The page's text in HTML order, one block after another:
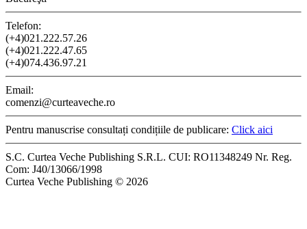
Telefon:
(+4)021.222.57.26
(+4)021.222.47.65
(+4)074.436.97.21
Email:
comenzi@curteaveche.ro
Pentru manuscrise consultați condițiile de publicare: Click aici
S.C. Curtea Veche Publishing S.R.L. CUI: RO11348249 Nr. Reg.
Com: J40/13066/1998
Curtea Veche Publishing © 2026